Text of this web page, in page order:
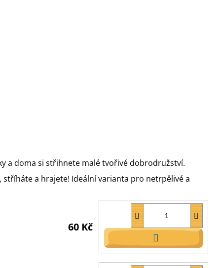
a doma si střihnete malé tvořivé dobrodružství.
a hrajete! Ideální varianta pro netrpělivé a
60 Kč
DO
KOŠÍKU